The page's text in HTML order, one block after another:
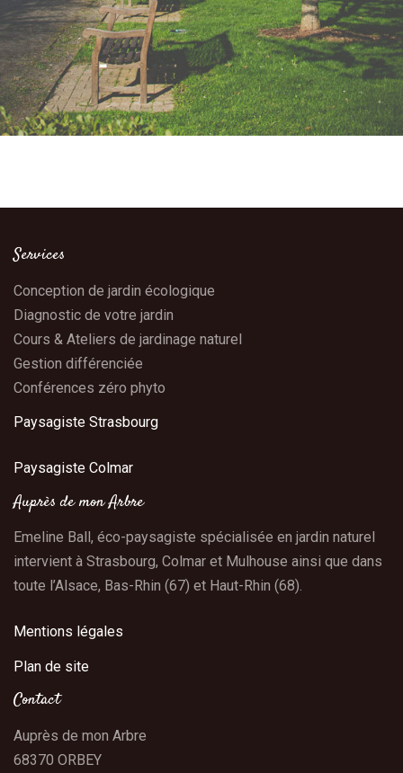
Services
Conception de jardin écologique
Diagnostic de votre jardin
Cours & Ateliers de jardinage naturel
Gestion différenciée
Conférences zéro phyto
Paysagiste Strasbourg
Paysagiste Colmar
Auprès de mon Arbre
Emeline Ball, éco-paysagiste spécialisée en jardin naturel
intervient à Strasbourg, Colmar et Mulhouse ainsi que dans
toute l’Alsace, Bas-Rhin (67) et Haut-Rhin (68).
Mentions légales
Plan de site
Contact
Auprès de mon Arbre
68370 ORBEY